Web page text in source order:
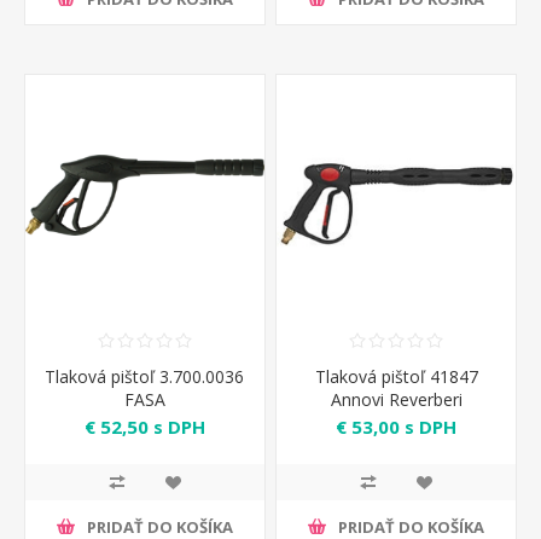
Tlaková pištoľ 3.700.0036
FASA
€ 52,50 s DPH
PRIDAŤ DO KOŠÍKA
Tlaková pištoľ 41847
Annovi Reverberi
€ 53,00 s DPH
PRIDAŤ DO KOŠÍKA